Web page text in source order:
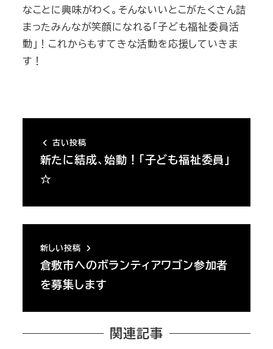
なことに興味がわく。そんないいとこがたくさん詰
まったみんなが笑顔になれる「子ども福祉委員活
動」！これからもすてきな活動を応援していきま
す！
古い投稿
新たに結成、始動！「子ども福祉委員」
☆
新しい投稿
倉敷市へのボランティアワゴン参加者
を募集します
関連記事